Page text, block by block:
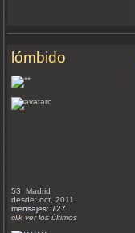
lómbido
53 Madrid
desde: oct, 2011
mensajes: 727
clik ver los últimos